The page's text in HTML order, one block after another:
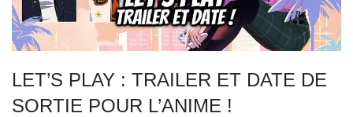
LET’S PLAY : TRAILER ET DATE DE
SORTIE POUR L’ANIME !